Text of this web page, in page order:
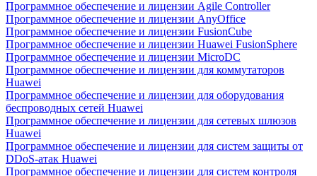
Программное обеспечение и лицензии Agile Controller
Программное обеспечение и лицензии AnyOffice
Программное обеспечение и лицензии FusionCube
Программное обеспечение и лицензии Huawei FusionSphere
Программное обеспечение и лицензии MicroDC
Программное обеспечение и лицензии для коммутаторов
Huawei
Программное обеспечение и лицензии для оборудования
беспроводных сетей Huawei
Программное обеспечение и лицензии для сетевых шлюзов
Huawei
Программное обеспечение и лицензии для систем защиты от
DDoS-атак Huawei
Программное обеспечение и лицензии для систем контроля